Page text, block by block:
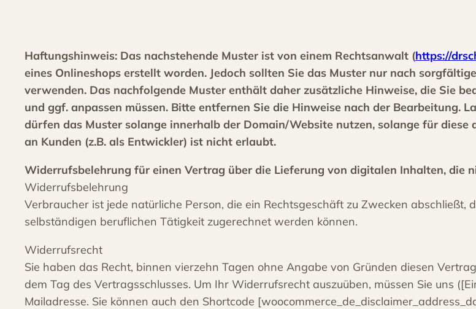
Haftungshinweis: Das nachstehende Muster ist von einem Rechtsanwalt (https://
eines Onlineshops erstellt worden. Jedoch sollten Sie das Muster nur nach
verwenden. Das nachfolgende Muster enthält daher zusätzliche Hinweise, die Sie
und ggf. anpassen müssen. Bitte entfernen Sie die Hinweise nach der Bearbeitung.
dürfen das Muster solange innerhalb der Domain/Website nutzen, solange für
an Kunden (z.B. als Entwickler) ist nicht erlaubt.
Widerrufsbelehrung für einen Vertrag über die Lieferung von digitalen Inhalten, die
Widerrufsbelehrung
Verbraucher ist jede natürliche Person, die ein Rechtsgeschäft zu Zwecken
selbständigen beruflichen Tätigkeit zugerechnet werden können.
Widerrufsrecht
Sie haben das Recht, binnen vierzehn Tagen ohne Angabe von Gründen diesen
dem Tag des Vertragsschlusses. Um Ihr Widerrufsrecht auszuüben, müssen Sie uns
Mailadresse. Sie können auch den Shortcode